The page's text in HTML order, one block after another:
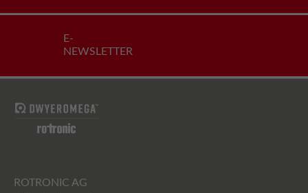
E-
NEWSLETTER
ROTRONIC AG